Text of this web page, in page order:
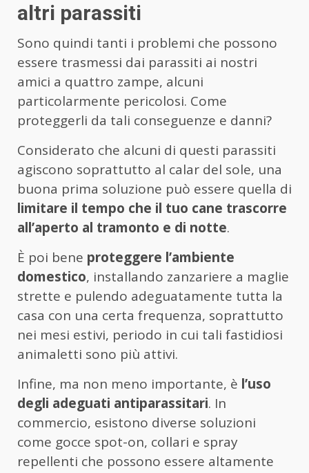
altri parassiti
Sono quindi tanti i problemi che possono
essere trasmessi dai parassiti ai nostri
amici a quattro zampe, alcuni
particolarmente pericolosi. Come
proteggerli da tali conseguenze e danni?
Considerato che alcuni di questi parassiti
agiscono soprattutto al calar del sole, una
buona prima soluzione può essere quella di
limitare il tempo che il tuo cane trascorre
all’aperto al tramonto e di notte.
È poi bene proteggere l’ambiente
domestico, installando zanzariere a maglie
strette e pulendo adeguatamente tutta la
casa con una certa frequenza, soprattutto
nei mesi estivi, periodo in cui tali fastidiosi
animaletti sono più attivi.
Infine, ma non meno importante, è l’uso
degli adeguati antiparassitari. In
commercio, esistono diverse soluzioni
come gocce spot-on, collari e spray
repellenti che possono essere altamente